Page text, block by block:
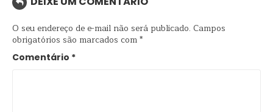
O seu endereço de e-mail não será publicado. Campos
obrigatórios são marcados com*
Comentário *